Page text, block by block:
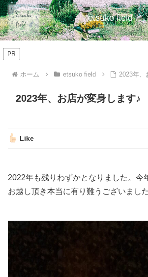
etsuko field
PR
ホーム etsuko field 2023年、
2023年、お店が変身します♪
Like
2022年も残りわずかとなりました。今
お越し頂き本当に有り難うございました